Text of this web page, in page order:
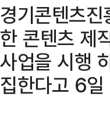
경기콘텐츠
한 콘텐츠 제
사업을 시행
집한다고 6일